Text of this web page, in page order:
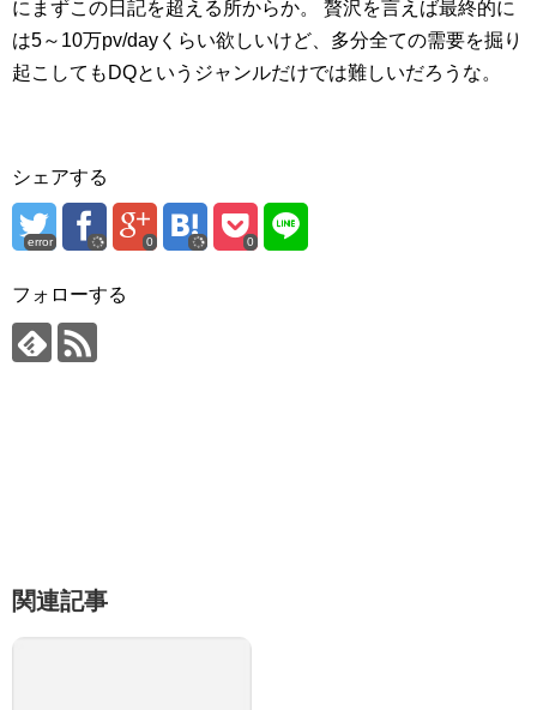
にまずこの日記を超える所からか。
贅沢を言えば最終的に
は5～10万pv/dayくらい欲しいけど、多分全ての需要を掘り
起こしてもDQというジャンルだけでは難しいだろうな。
シェアする
error 0 0
フォローする
関連記事